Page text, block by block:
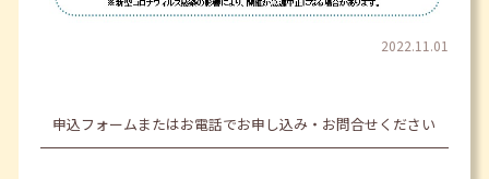
2022.11.01
申込フォームまたはお電話でお申し込み・お問合せください